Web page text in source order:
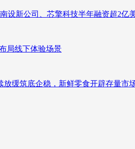
设新公司、芯擎科技半年融资超2亿
局线下体验场景
缓筑底企稳，新鲜零食开辟存量市